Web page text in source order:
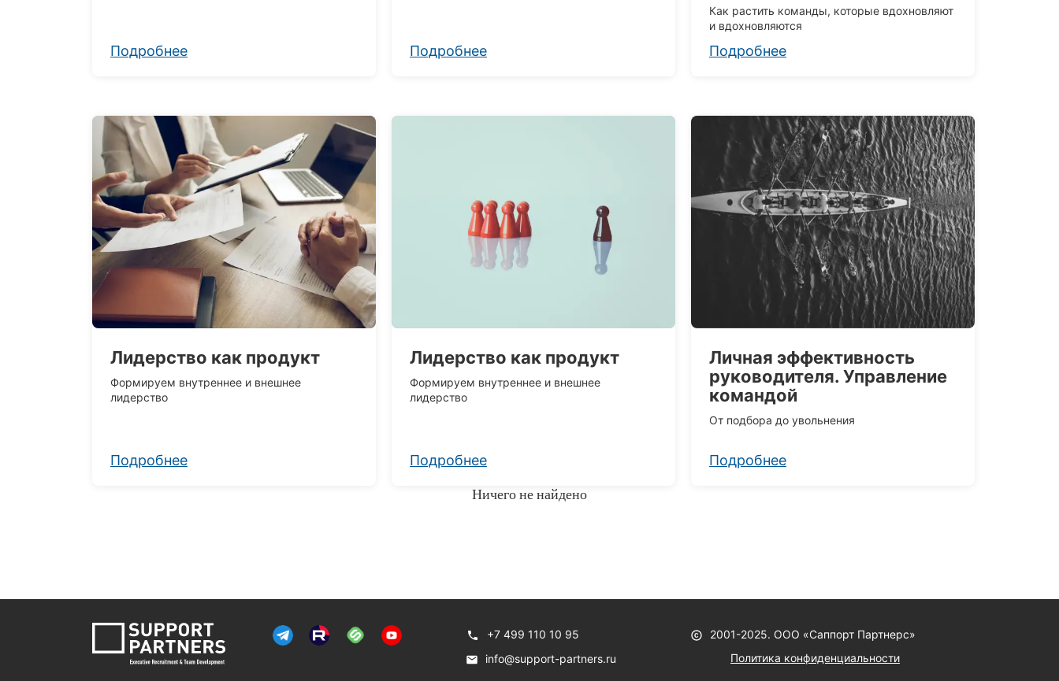
Подробнее Подробнее
Как растить команды, которые вдохновляют
и вдохновляются
Подробнее
Лидерство как продукт
Формируем внутреннее и внешнее
лидерство
Подробнее
Лидерство как продукт
Формируем внутреннее и внешнее
лидерство
Подробнее
Личная эффективность
руководителя. Управление
командой
От подбора до увольнения
Подробнее
Ничего не найдено
+7 499 110 10 95
info@support-partners.ru
2001-2025. ООО «Саппорт Партнерс»
Политика конфиденциальности